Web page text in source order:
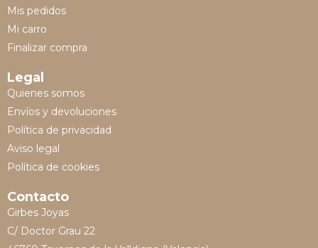
Mis pedidos
Mi carro
Finalizar compra
Legal
Quienes somos
Envíos y devoluciones
Política de privacidad
Aviso legal
Política de cookies
Contacto
Girbes Joyas
C/ Doctor Grau 22